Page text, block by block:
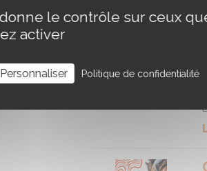
le contrôle sur ceux
activer
Personnaliser Politique de confidentialité